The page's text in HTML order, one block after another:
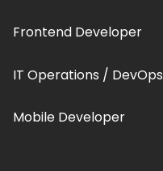
Frontend Developer
IT Operations / DevOps
Mobile Developer